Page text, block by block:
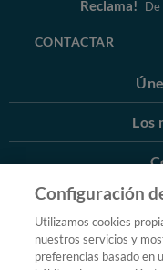
Reclama! De
CONTACTAR
Los
Condiciones
Configuración
Utilizamos cookies
nuestros servicios y
preferencias basado en